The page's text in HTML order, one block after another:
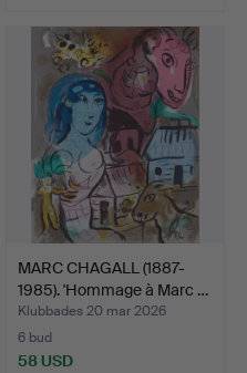
MARC CHAGALL (1887-
1985). 'Hommage à Marc …
Klubbades 20 mar 2026
6 bud
58 USD